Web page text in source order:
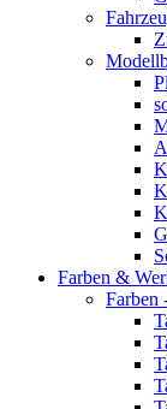
Farben &
Farben